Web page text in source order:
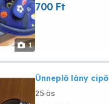
1
700 Ft
Ünneplő lány cipő
25-ös